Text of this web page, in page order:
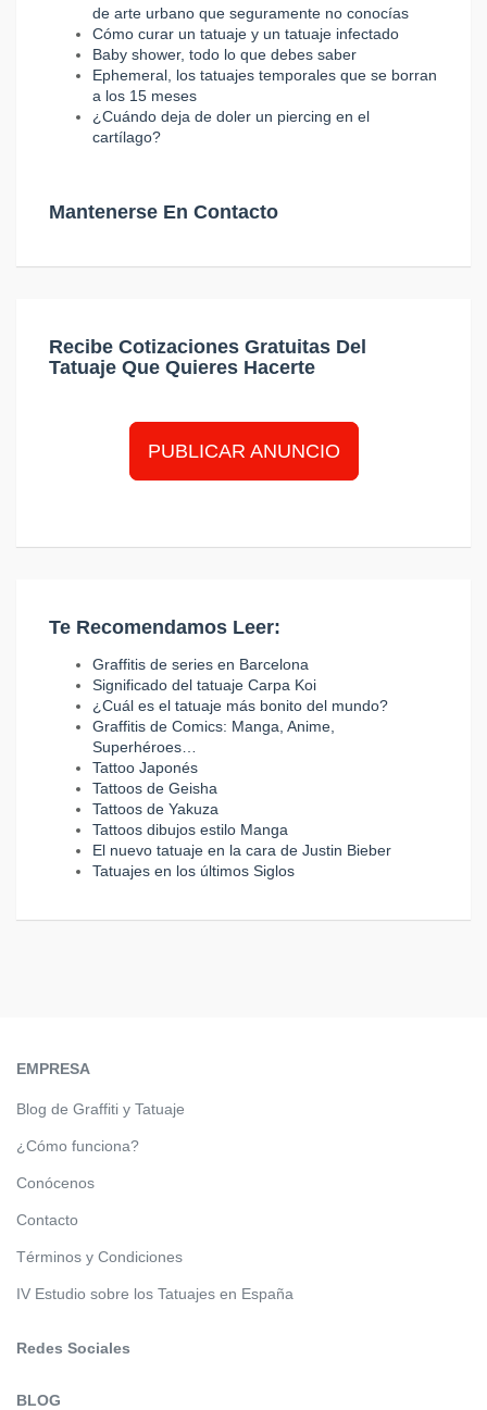
de arte urbano que seguramente no conocías
Cómo curar un tatuaje y un tatuaje infectado
Baby shower, todo lo que debes saber
Ephemeral, los tatuajes temporales que se borran
a los 15 meses
¿Cuándo deja de doler un piercing en el
cartílago?
Mantenerse En Contacto
Recibe Cotizaciones Gratuitas Del
Tatuaje Que Quieres Hacerte
PUBLICAR ANUNCIO
Te Recomendamos Leer:
Graffitis de series en Barcelona
Significado del tatuaje Carpa Koi
¿Cuál es el tatuaje más bonito del mundo?
Graffitis de Comics: Manga, Anime,
Superhéroes…
Tattoo Japonés
Tattoos de Geisha
Tattoos de Yakuza
Tattoos dibujos estilo Manga
El nuevo tatuaje en la cara de Justin Bieber
Tatuajes en los últimos Siglos
EMPRESA
Blog de Graffiti y Tatuaje
¿Cómo funciona?
Conócenos
Contacto
Términos y Condiciones
IV Estudio sobre los Tatuajes en España
Redes Sociales
BLOG